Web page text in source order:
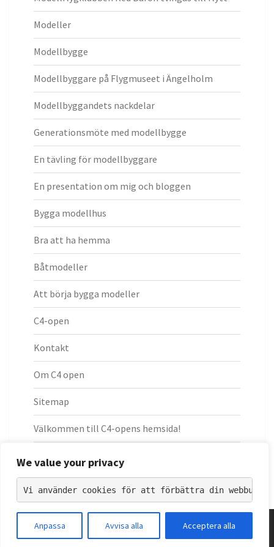
We value your privacy
Vi använder cookies för att förbättra din
Anpassa Avvisa alla Acceptera alla
Modeller
Modellbygge
Modellbyggare på Flygmuseet i Ängelholm
Modellbyggandets nackdelar
Generationsmöte med modellbygge
En tävling för modellbyggare
En presentation om mig och bloggen
Bygga modellhus
Bra att ha hemma
Båtmodeller
Att börja bygga modeller
C4-open
Kontakt
Om C4 open
Sitemap
Välkommen till C4-opens hemsida!
© 2026 Drivs medWordPress Tema:Nisarg